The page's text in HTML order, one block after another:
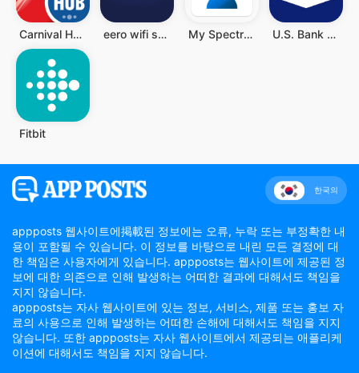
Carnival HUB eero wifi system My Spectrum U.S. Bank Mobile Banking
Fitbit
한국의
appposts 웹사이트에掲載된 정보에는 오류, 누락 또는 부정확한 내
용이 포함될 수 있습니다. 이 정보를 바탕으로 내린 모든 결정에 대
한 책임은 사용자에게 있습니다. appposts는 웹사이트에 제공된 정
보에 대한 의존으로 인해 발생하는 어떠한 결과에 대해서도 책임을
지지 않습니다.
appposts는 자사 웹사이트에 있는 정보, 서비스, 제품 또는 홍보 자
료의 사용으로 인해 발생하는 어떠한 손해에 대해서도 책임을 지지
않습니다. 또한 appposts는 자사 웹사이트에서 제공되는 애플리케
이션에 대해서도 책임을 지지 않습니다.